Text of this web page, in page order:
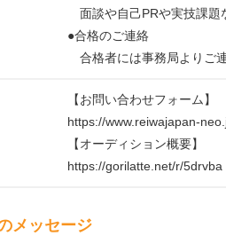
面談や自己PRや実技課題
●合格のご連絡
合格者には事務局よりご
【お問い合わせフォーム】
https://www.reiwajapan-
【オーディション概要】
https://gorilatte.net/r/5drvba
メッセージ